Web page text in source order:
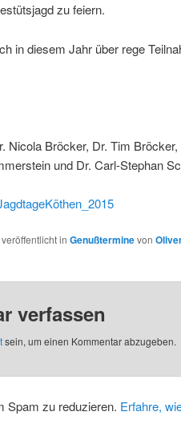
zu feiern.
in diesem Jahr über rege
Nicola Bröcker, Dr. Tim Bröcker,
und Dr. Carl-Stephan
in Genußterminevon
verfassen
sein, um einen Kommentar abzugeben.
Spam zu reduzieren. Erfahre,